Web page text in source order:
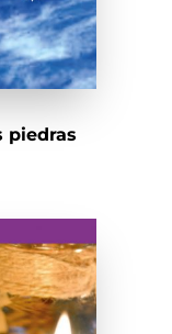
piedras